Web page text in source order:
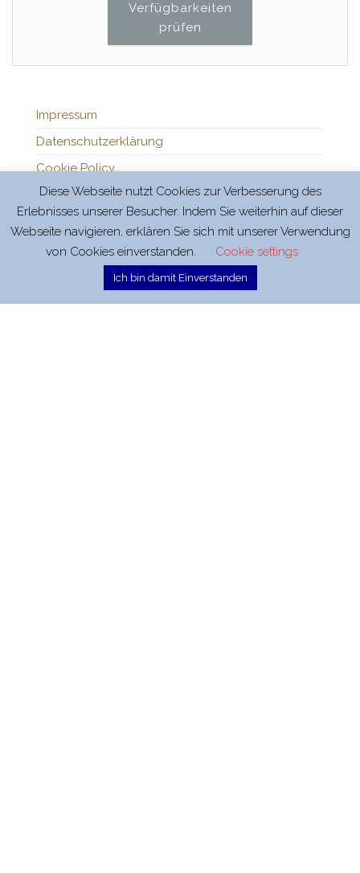
Verfügbarkeiten
prüfen
Impressum
Datenschutzerklärung
Cookie Policy
Mit Stolz präsentiert vonWordPress |Theme:Head
Blog
Diese Webseite nutzt Cookies zur Verbesserung des
Erlebnisses unserer Besucher. Indem Sie weiterhin auf dieser
Webseite navigieren, erklären Sie sich mit unserer Verwendung
von Cookies einverstanden.
Cookie settings
Ich bin damit Einverstanden